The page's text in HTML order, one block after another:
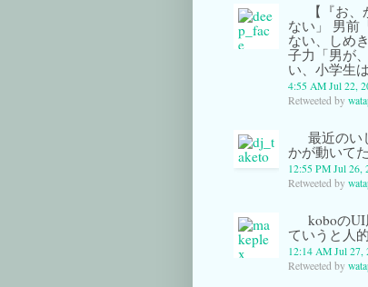
【『お
ない」 男前
ない、しめ
子力「男が
い、小学生
4:55 AM Jul 22,
Retweeted by
最近のい
かが動いて
12:55 PM Jul 26,
Retweeted by
koboの
ていうと人
12:14 AM Jul 27,
Retweeted by